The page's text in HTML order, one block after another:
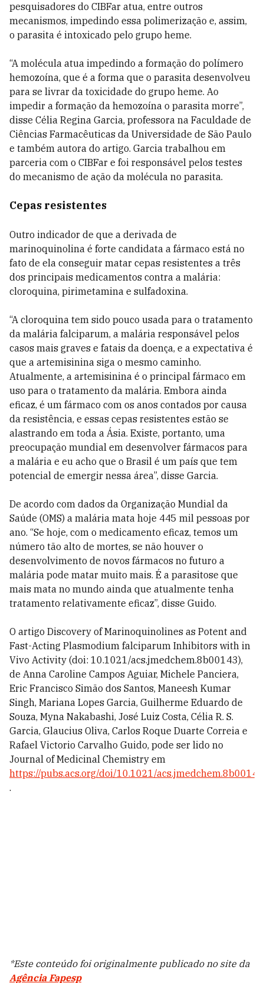
pesquisadores do CIBFar atua, entre outros
mecanismos, impedindo essa polimerização e, assim,
o parasita é intoxicado pelo grupo heme.
“A molécula atua impedindo a formação do polímero
hemozoína, que é a forma que o parasita desenvolveu
para se livrar da toxicidade do grupo heme. Ao
impedir a formação da hemozoína o parasita morre”,
disse Célia Regina Garcia, professora na Faculdade de
Ciências Farmacêuticas da Universidade de São Paulo
e também autora do artigo. Garcia trabalhou em
parceria com o CIBFar e foi responsável pelos testes
do mecanismo de ação da molécula no parasita.
Cepas resistentes
Outro indicador de que a derivada de
marinoquinolina é forte candidata a fármaco está no
fato de ela conseguir matar cepas resistentes a três
dos principais medicamentos contra a malária:
cloroquina, pirimetamina e sulfadoxina.
“A cloroquina tem sido pouco usada para o tratamento
da malária falciparum, a malária responsável pelos
casos mais graves e fatais da doença, e a expectativa é
que a artemisinina siga o mesmo caminho.
Atualmente, a artemisinina é o principal fármaco em
uso para o tratamento da malária. Embora ainda
eficaz, é um fármaco com os anos contados por causa
da resistência, e essas cepas resistentes estão se
alastrando em toda a Ásia. Existe, portanto, uma
preocupação mundial em desenvolver fármacos para
a malária e eu acho que o Brasil é um país que tem
potencial de emergir nessa área”, disse Garcia.
De acordo com dados da Organização Mundial da
Saúde (OMS) a malária mata hoje 445 mil pessoas por
ano. “Se hoje, com o medicamento eficaz, temos um
número tão alto de mortes, se não houver o
desenvolvimento de novos fármacos no futuro a
malária pode matar muito mais. É a parasitose que
mais mata no mundo ainda que atualmente tenha
tratamento relativamente eficaz”, disse Guido.
O artigo Discovery of Marinoquinolines as Potent and
Fast-Acting Plasmodium falciparum Inhibitors with in
Vivo Activity (doi: 10.1021/acs.jmedchem.8b00143),
de Anna Caroline Campos Aguiar, Michele Panciera,
Eric Francisco Simão dos Santos, Maneesh Kumar
Singh, Mariana Lopes Garcia, Guilherme Eduardo de
Souza, Myna Nakabashi, José Luiz Costa, Célia R. S.
Garcia, Glaucius Oliva, Carlos Roque Duarte Correia e
Rafael Victorio Carvalho Guido, pode ser lido no
Journal of Medicinal Chemistry em
https://pubs.acs.org/doi/10.1021/acs.jmedchem.8b00143
.
*Este conteúdo foi originalmente publicado no site da
Agência Fapesp